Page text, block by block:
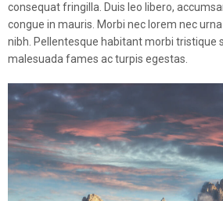
consequat fringilla. Duis leo libero,
congue in mauris. Morbi nec lorem nec
nibh. Pellentesque habitant morbi tristique
malesuada fames ac turpis egestas.